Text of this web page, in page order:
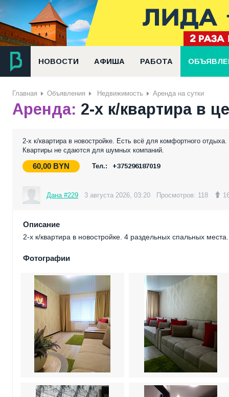
НОВОСТИ АФИША РАБОТА
Главная Объявления Недвижимость Аренда на сутки
Аренда: 2-х к/квартира в
2-х к/квартира в новостройке. Есть всё для комфортного
Квартиры не сдаются для шумных компаний.
60,00 BYN Тел.: +375296187019
Дана #229 3 августа 2026, 03:20 Просмотров: 118
Описание
2-х к/квартира в новостройке. 4 раздельных спальных места.
Фотографии